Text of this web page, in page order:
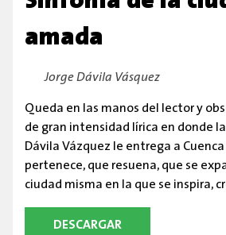
amada
By:Jorge Dávila Vásquez
Queda en las manos del lector y
de gran intensidad lírica en donde
Dávila Vázquez le entrega a
pertenece, que resuena, que se
ciudad misma en la que se inspira,
DESCARGAR